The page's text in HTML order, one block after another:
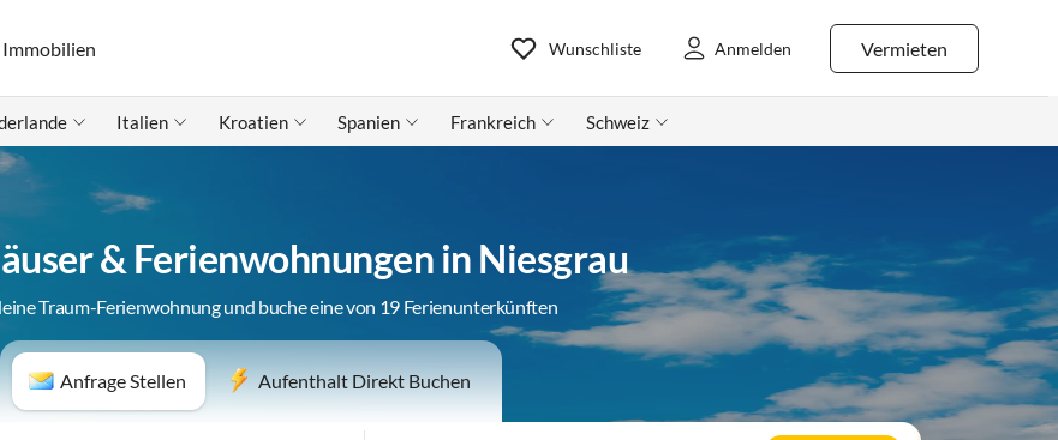
Immobilien Vermieten
Wunschliste Anmelden
Italien Kroatien Spanien Frankreich Schweiz
& Ferienwohnungen in Niesgrau
Traum-Ferienwohnung und buche eine von 19 Ferienunterkünften
Anfrage Stellen Aufenthalt Direkt Buchen